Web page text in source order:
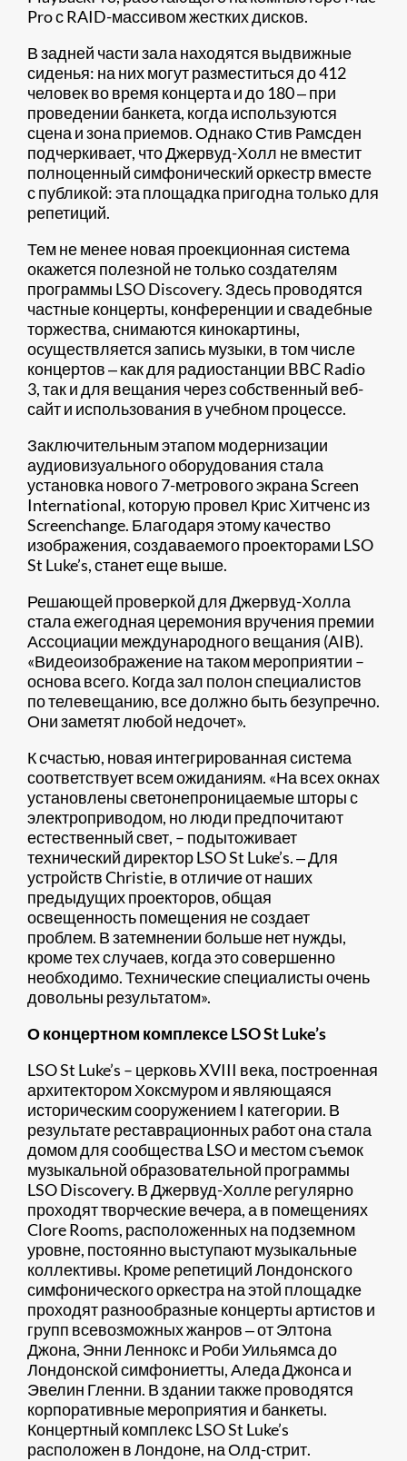
Pro с RAID-массивом жестких дисков.
В задней части зала находятся выдвижные
сиденья: на них могут разместиться до 412
человек во время концерта и до 180 ‒ при
проведении банкета, когда используются
сцена и зона приемов. Однако Стив Рамсден
подчеркивает, что Джервуд-Холл не вместит
полноценный симфонический оркестр вместе
с публикой: эта площадка пригодна только для
репетиций.
Тем не менее новая проекционная система
окажется полезной не только создателям
программы LSO Discovery. Здесь проводятся
частные концерты, конференции и свадебные
торжества, снимаются кинокартины,
осуществляется запись музыки, в том числе
концертов ‒ как для радиостанции BBC Radio
3, так и для вещания через собственный веб-
сайт и использования в учебном процессе.
Заключительным этапом модернизации
аудиовизуального оборудования стала
установка нового 7-метрового экрана Screen
International, которую провел Крис Хитченс из
Screenchange. Благодаря этому качество
изображения, создаваемого проекторами LSO
St Luke’s, станет еще выше.
Решающей проверкой для Джервуд-Холла
стала ежегодная церемония вручения премии
Ассоциации международного вещания (AIB).
«Видеоизображение на таком мероприятии –
основа всего. Когда зал полон специалистов
по телевещанию, все должно быть безупречно.
Они заметят любой недочет».
К счастью, новая интегрированная система
соответствует всем ожиданиям. «На всех окнах
установлены светонепроницаемые шторы с
электроприводом, но люди предпочитают
естественный свет, – подытоживает
технический директор LSO St Luke’s. ‒ Для
устройств Christie, в отличие от наших
предыдущих проекторов, общая
освещенность помещения не создает
проблем. В затемнении больше нет нужды,
кроме тех случаев, когда это совершенно
необходимо. Технические специалисты очень
довольны результатом».
О концертном комплексе LSO St Luke’s
LSO St Luke’s – церковь XVIII века, построенная
архитектором Хоксмуром и являющаяся
историческим сооружением I категории. В
результате реставрационных работ она стала
домом для сообщества LSO и местом съемок
музыкальной образовательной программы
LSO Discovery. В Джервуд-Холле регулярно
проходят творческие вечера, а в помещениях
Clore Rooms, расположенных на подземном
уровне, постоянно выступают музыкальные
коллективы. Кроме репетиций Лондонского
симфонического оркестра на этой площадке
проходят разнообразные концерты артистов и
групп всевозможных жанров ‒ от Элтона
Джона, Энни Леннокс и Роби Уильямса до
Лондонской симфониетты, Аледа Джонса и
Эвелин Гленни. В здании также проводятся
корпоративные мероприятия и банкеты.
Концертный комплекс LSO St Luke’s
расположен в Лондоне, на Олд-стрит.